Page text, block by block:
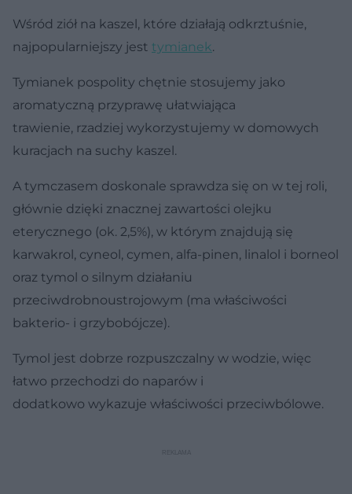
Wśród ziół na kaszel, które działają odkrztuśnie,
najpopularniejszy jest tymianek.
Tymianek pospolity chętnie stosujemy jako
aromatyczną przyprawę ułatwiająca
trawienie, rzadziej wykorzystujemy w domowych
kuracjach na suchy kaszel.
A tymczasem doskonale sprawdza się on w tej roli,
głównie dzięki znacznej zawartości olejku
eterycznego (ok. 2,5%), w którym znajdują się
karwakrol, cyneol, cymen, alfa-pinen, linalol i borneol
oraz tymol o silnym działaniu
przeciwdrobnoustrojowym (ma właściwości
bakterio- i grzybobójcze).
Tymol jest dobrze rozpuszczalny w wodzie, więc
łatwo przechodzi do naparów i
dodatkowo wykazuje właściwości przeciwbólowe.